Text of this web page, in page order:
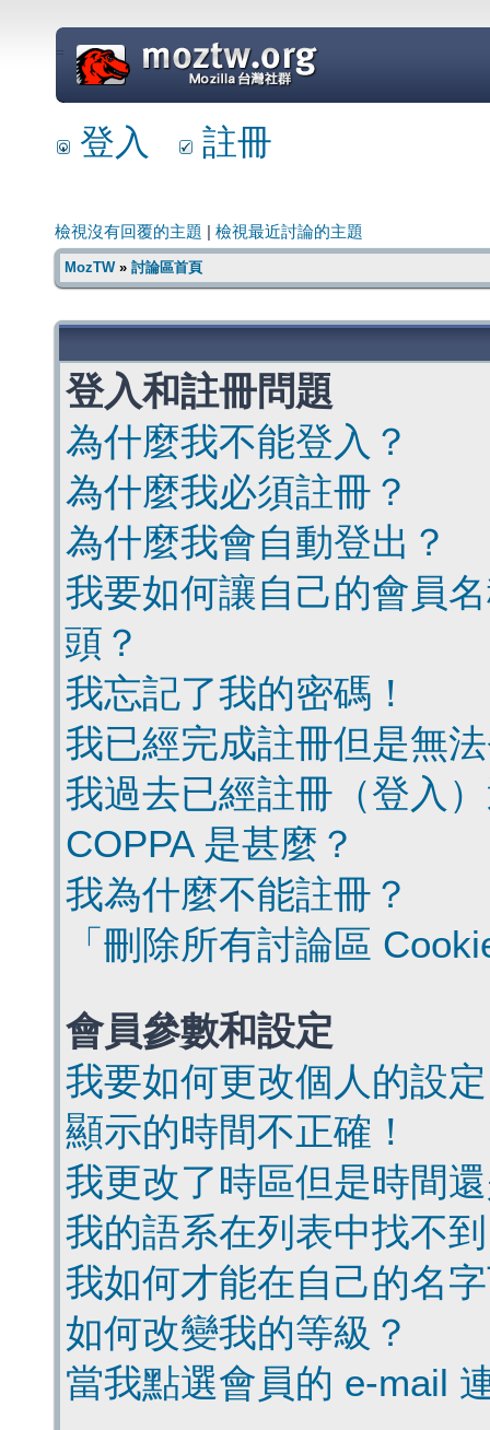
=
登入 註冊
檢視沒有回覆的主題 檢視最近討論的主題
MozTW» 討論區首頁
登入和註冊問題
為什麼我不能登入？
為什麼我必須註冊？
為什麼我會自動登出？
我要如何讓自己的會員
頭？
我忘記了我的密碼！
我已經完成註冊但是無
我過去已經註冊（登入
COPPA 是甚麼？
我為什麼不能註冊？
「刪除所有討論區
會員參數和設定
我要如何更改個人的設
顯示的時間不正確！
我更改了時區但是時間
我的語系在列表中找不
我如何才能在自己的名
如何改變我的等級？
當我點選會員的 e-mail